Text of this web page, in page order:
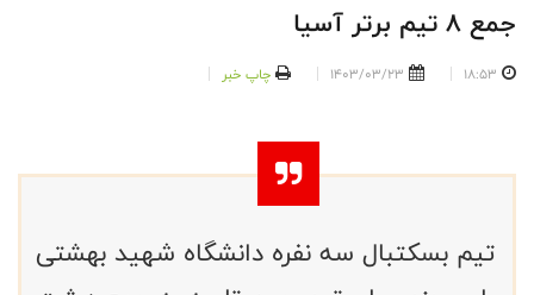
جمع 8 تیم برتر آسیا
18:53
1403/03/23 چاپ خبر
تیم بسکتبال سه نفره دانشگاه شهید بهشتی